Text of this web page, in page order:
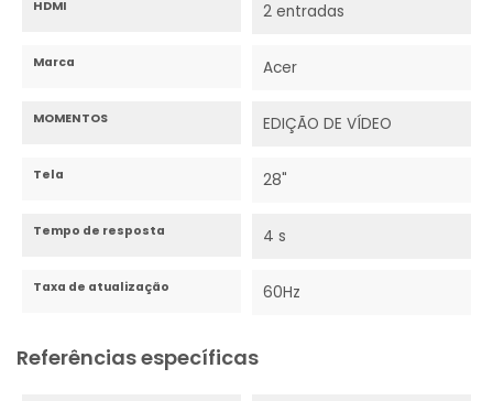
HDMI 2 entradas
Marca Acer
MOMENTOS EDIÇÃO DE VÍDEO
Tela 28"
Tempo de resposta 4 s
Taxa de atualização 60Hz
Referências específicas